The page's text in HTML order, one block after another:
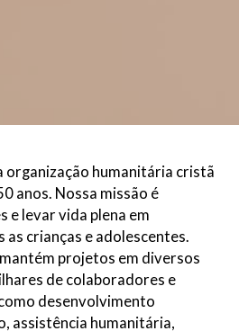
organização humanitária cristã
anos. Nossa missão é
e levar vida plena em
as crianças e adolescentes.
projetos em diversos
de colaboradores e
desenvolvimento
assistência humanitária,